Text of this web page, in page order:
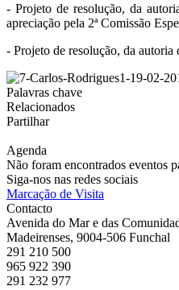
- Projeto de resolução, da
apreciação pela 2ª Comissão
- Projeto de resolução, da
Palavras chave
Relacionados
Partilhar
Agenda
Não foram encontrados eventos
Siga-nos nas redes sociais
Marcação de Visita
Contacto
Avenida do Mar e das
Madeirenses, 9004-506 Funchal
291 210 500
965 922 390
291 232 977